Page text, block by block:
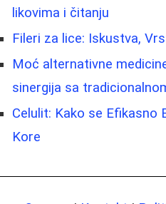
likovima i čitanju
Fileri za lice: Iskustva,
Moć alternativne
sinergija sa
Celulit: Kako se
Kore